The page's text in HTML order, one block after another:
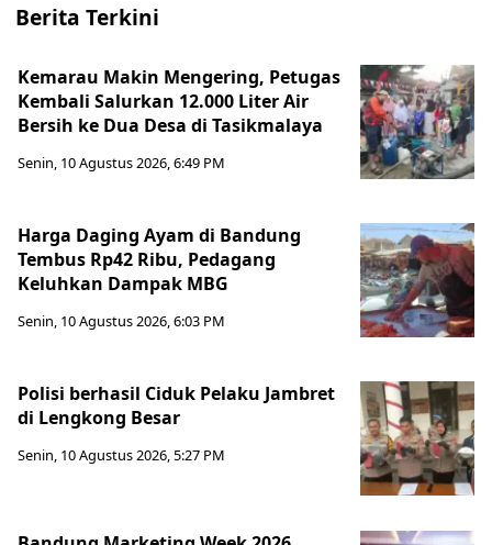
Berita Terkini
Kemarau Makin Mengering, Petugas
Kembali Salurkan 12.000 Liter Air
Bersih ke Dua Desa di Tasikmalaya
Senin, 10 Agustus 2026, 6:49 PM
Harga Daging Ayam di Bandung
Tembus Rp42 Ribu, Pedagang
Keluhkan Dampak MBG
Senin, 10 Agustus 2026, 6:03 PM
Polisi berhasil Ciduk Pelaku Jambret
di Lengkong Besar
Senin, 10 Agustus 2026, 5:27 PM